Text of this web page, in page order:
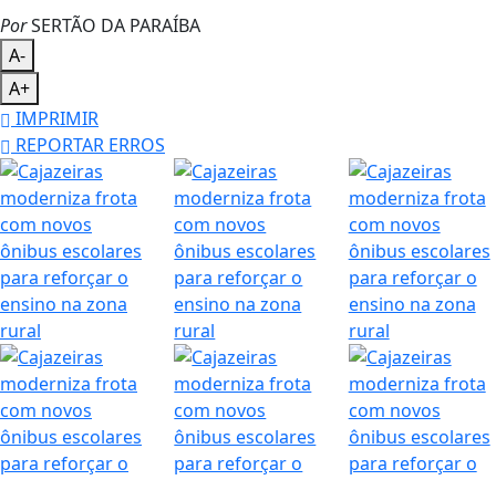
PorSERTÃO DA PARAÍBA
A-
A+
IMPRIMIR
REPORTAR ERROS